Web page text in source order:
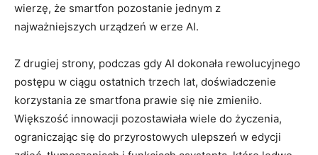
wierzę, że smartfon pozostanie jednym z
najważniejszych urządzeń w erze AI.
Z drugiej strony, podczas gdy AI dokonała rewolucyjnego
postępu w ciągu ostatnich trzech lat, doświadczenie
korzystania ze smartfona prawie się nie zmieniło.
Większość innowacji pozostawiała wiele do życzenia,
ograniczając się do przyrostowych ulepszeń w edycji